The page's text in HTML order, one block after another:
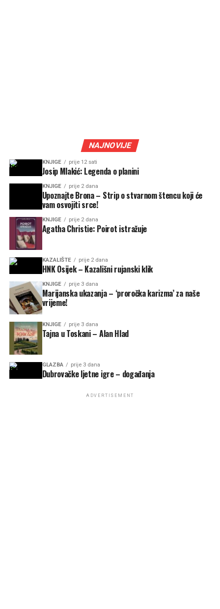
NAJNOVIJE
KNJIGE prije 12 sati
Josip Mlakić: Legenda o planini
KNJIGE prije 2 dana
Upoznajte Brona – Strip o stvarnom štencu koji će
vam osvojiti srce!
KNJIGE prije 2 dana
Agatha Christie: Poirot istražuje
KAZALIŠTE prije 2 dana
HNK Osijek – Kazališni rujanski klik
KNJIGE prije 3 dana
Marijanska ukazanja – ‘proročka karizma’ za naše
vrijeme!
KNJIGE prije 3 dana
Tajna u Toskani – Alan Hlad
GLAZBA prije 3 dana
Dubrovačke ljetne igre – događanja
ADVERTISEMENT